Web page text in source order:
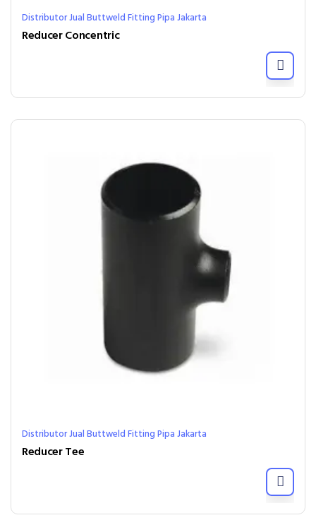
Distributor Jual Buttweld Fitting Pipa Jakarta
Reducer Concentric
Distributor Jual Buttweld Fitting Pipa Jakarta
Reducer Tee